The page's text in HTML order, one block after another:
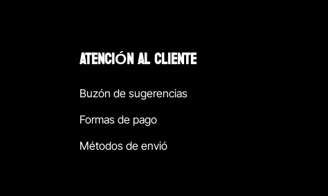
ATENCIÓN AL CLIENTE
Buzón de sugerencias
Formas de pago
Métodos de envió